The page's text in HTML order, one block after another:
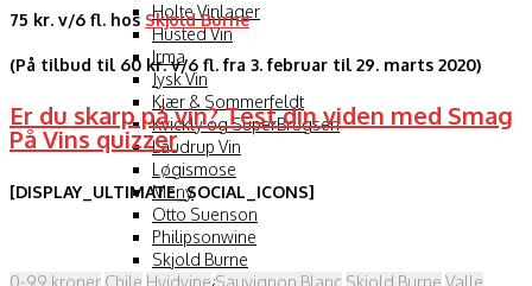
Holte Vinlager
Husted Vin
Irma
Jysk Vin
Kjær & Sommerfeldt
Kvickly og SuperBrugsen
Laudrup Vin
Løgismose
Meny
Otto Suenson
Philipsonwine
Skjold Burne
Supermarco
75 kr. v/6 fl. hos Skjold Burne
(På tilbud til 60 kr. v/6 fl. fra 3. februar til 29. marts 2020)
Er du skarp på vin? Test din viden med Smag
På Vins quizzer
[DISPLAY_ULTIMATE_SOCIAL_ICONS]
0-99 kroner Chile Hvidvine Sauvignon Blanc Skjold Burne Valle